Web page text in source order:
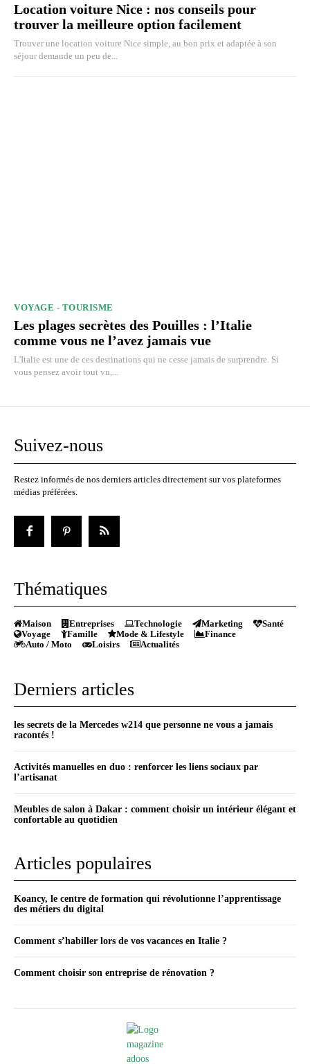
Location voiture Nice : nos conseils pour
trouver la meilleure option facilement
Trouver une location voiture Nice simple, au bon prix et adaptée à son
séjour demande un peu de...
VOYAGE - TOURISME
Les plages secrètes des Pouilles : l’Italie
comme vous ne l’avez jamais vue
L'Italie est une de ces destinations qui ne cesse jamais de surprendre. Si
vous pensez avoir tout vu,...
Suivez-nous
Restez informés de nos derniers articles directement sur vos plateformes
médias préférées.
Thématiques
Maison Entreprises Technologie Marketing
Santé
Voyage
Famille Mode & Lifestyle
Finance
Auto / Moto
Loisirs Actualités
Derniers articles
les secrets de la Mercedes w214 que personne ne vous a jamais
racontés !
Activités manuelles en duo : renforcer les liens sociaux par
l’artisanat
Meubles de salon à Dakar : comment choisir un intérieur élégant et
confortable au quotidien
Articles populaires
Koancy, le centre de formation qui révolutionne l’apprentissage
des métiers du digital
Comment s’habiller lors de vos vacances en Italie ?
Comment choisir son entreprise de rénovation ?